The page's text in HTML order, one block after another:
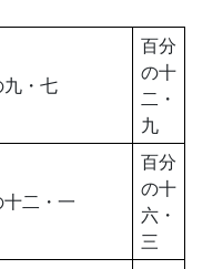
・七
百分
の十
二・
九
二・一
百分
の十
六・
三